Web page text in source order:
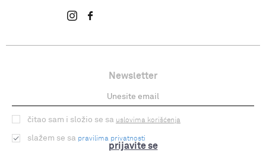
Newsletter
prijavite se
čitao sam i složio se sa uslovima korišćenja
slažem se sa pravilima privatnosti